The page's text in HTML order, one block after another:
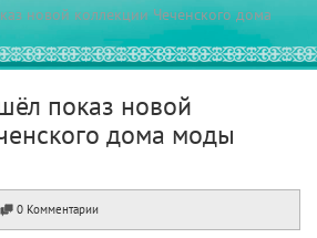
новой коллекции Чеченского дома
показ новой
дома моды
0 Комментарии